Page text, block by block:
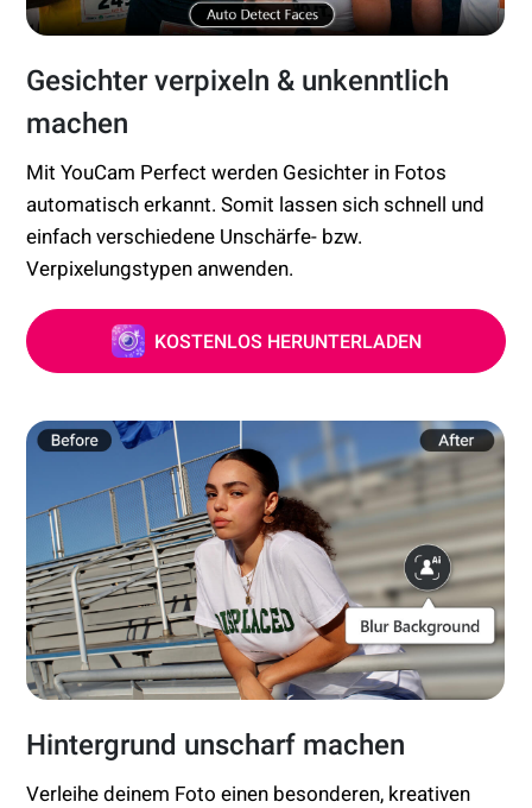
Gesichter verpixeln & unkenntlich
machen
Mit YouCam Perfect werden Gesichter in Fotos
automatisch erkannt. Somit lassen sich schnell und
einfach verschiedene Unschärfe- bzw.
Verpixelungstypen anwenden.
KOSTENLOS HERUNTERLADEN
Hintergrund unscharf machen
Verleihe deinem Foto einen besonderen, kreativen